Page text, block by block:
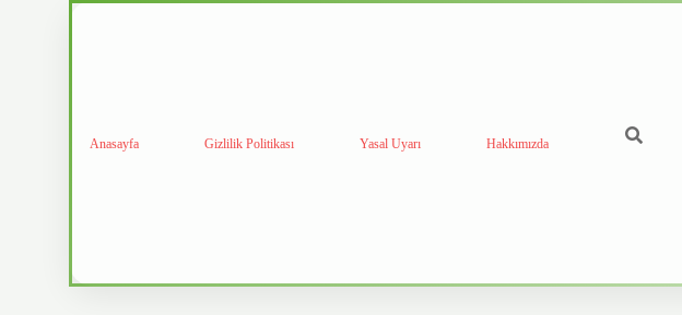
Anasayfa Gizlilik Politikası Yasal Uyarı Hakkımızda